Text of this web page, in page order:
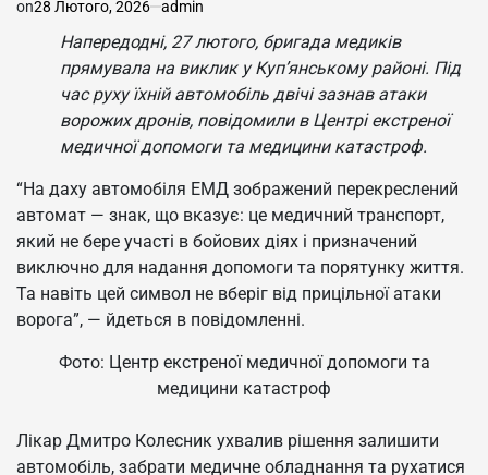
on28 Лютого, 2026 admin
Напередодні, 27 лютого, бригада медиків
прямувала на виклик у Куп’янському районі. Під
час руху їхній автомобіль двічі зазнав атаки
ворожих дронів, повідомили в Центрі екстреної
медичної допомоги та медицини катастроф.
“На даху автомобіля ЕМД зображений перекреслений
автомат — знак, що вказує: це медичний транспорт,
який не бере участі в бойових діях і призначений
виключно для надання допомоги та порятунку життя.
Та навіть цей символ не вберіг від прицільної атаки
ворога”, — йдеться в повідомленні.
Фото: Центр екстреної медичної допомоги та
медицини катастроф
Лікар Дмитро Колесник ухвалив рішення залишити
автомобіль, забрати медичне обладнання та рухатися